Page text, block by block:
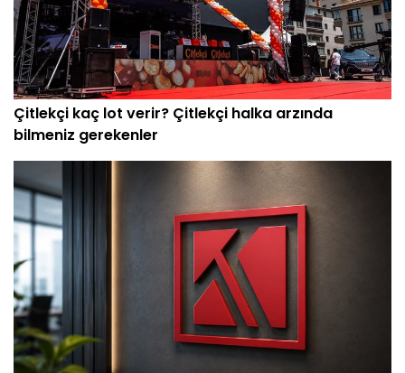
Çitlekçi kaç lot verir? Çitlekçi halka arzında
bilmeniz gerekenler